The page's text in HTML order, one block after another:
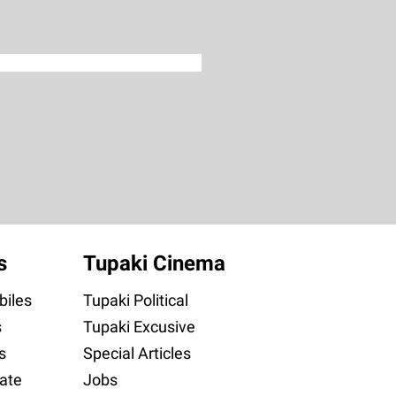
Tupaki Cinema
Tupaki Political
Tupaki Excusive
Special Articles
Jobs